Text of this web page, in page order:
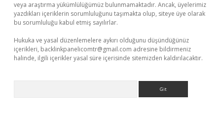
veya araştırma yükümlülüğümüz bulunmamaktadır. Ancak, üyelerimiz
yazdıkları içeriklerin sorumluluğunu taşımakta olup, siteye üye olarak
bu sorumluluğu kabul etmiş sayılırlar.
Hukuka ve yasal düzenlemelere aykırı olduğunu düşündüğünüz
içerikleri, backlinkpanelicomtr@gmail.com adresine bildirmeniz
halinde, ilgili içerikler yasal süre içerisinde sitemizden kaldırılacaktır.